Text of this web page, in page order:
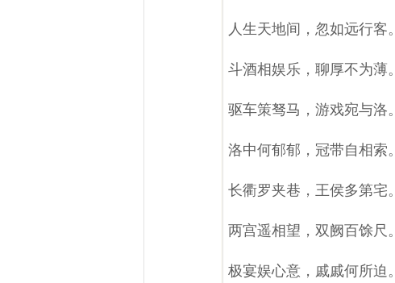
人生天地间，忽如远行客。
斗酒相娱乐，聊厚不为薄。
驱车策驽马，游戏宛与洛。
洛中何郁郁，冠带自相索。
长衢罗夹巷，王侯多第宅。
两宫遥相望，双阙百馀尺。
极宴娱心意，戚戚何所迫。